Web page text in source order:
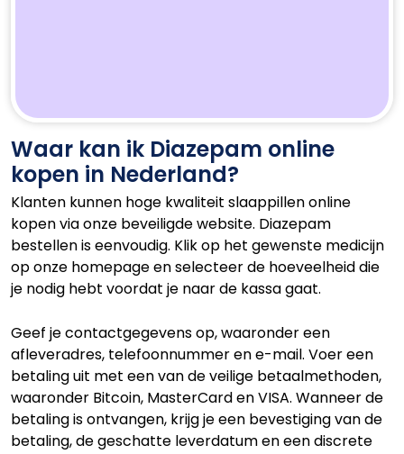
Waar kan ik Diazepam online
kopen in Nederland?
Klanten kunnen hoge kwaliteit slaappillen online
kopen via onze beveiligde website. Diazepam
bestellen is eenvoudig. Klik op het gewenste medicijn
op onze homepage en selecteer de hoeveelheid die
je nodig hebt voordat je naar de kassa gaat.
Geef je contactgegevens op, waaronder een
afleveradres, telefoonnummer en e-mail. Voer een
betaling uit met een van de veilige betaalmethoden,
waaronder Bitcoin, MasterCard en VISA. Wanneer de
betaling is ontvangen, krijg je een bevestiging van de
betaling, de geschatte leverdatum en een discrete